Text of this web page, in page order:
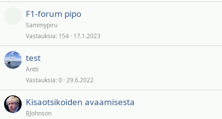
F1-forum pipo
Sammypiru
Vastauksia 154 17.1.2023
test
Antti
Vastauksia 0 29.6.2022
Kisaotsikoiden avaamisesta
BJohnson